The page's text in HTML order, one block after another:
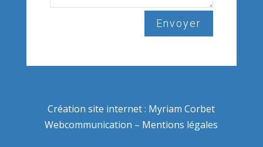
recevoir par email nos
prochaines actualités
Envoyer
Création site internet : Myriam Corbet
Webcommunication – Mentions légales